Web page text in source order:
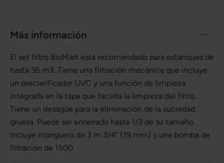
Más información
El set filtro BioMart está recomendado para estanques de
hasta 36 m3. Tiene una filtración mecánica que incluye
un preclarificador UVC y una función de limpieza
integrada en la tapa que facilita la limpieza del filtro.
Tiene un desagüe para la eliminación de la suciedad
gruesa. Puede ser enterrado hasta 1/3 de su tamaño.
Incluye manguera de 3 m 3/4" (19 mm) y una bomba de
filtración de 1500